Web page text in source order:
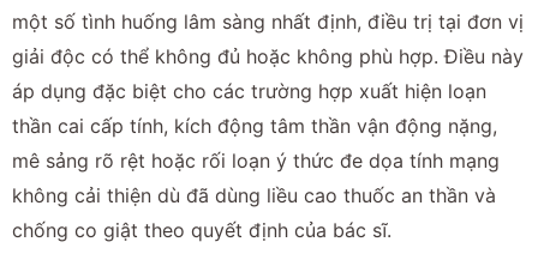
một số tình huống lâm sàng nhất định, điều trị tại đơn vị
giải độc có thể không đủ hoặc không phù hợp. Điều này
áp dụng đặc biệt cho các trường hợp xuất hiện loạn
thần cai cấp tính, kích động tâm thần vận động nặng,
mê sảng rõ rệt hoặc rối loạn ý thức đe dọa tính mạng
không cải thiện dù đã dùng liều cao thuốc an thần và
chống co giật theo quyết định của bác sĩ.